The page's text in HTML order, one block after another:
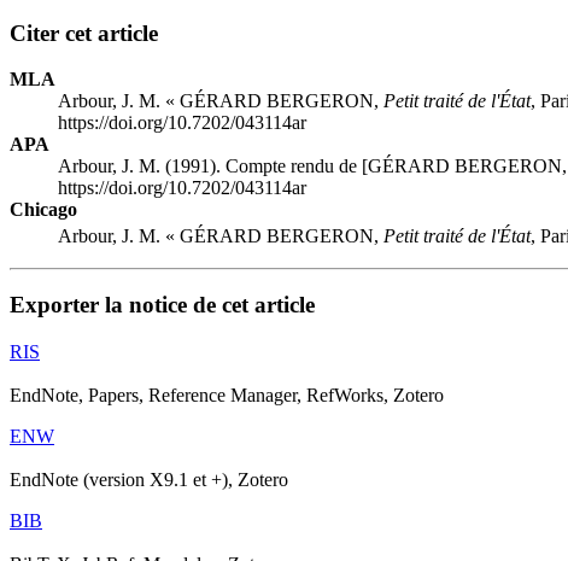
Citer cet article
MLA
Arbour, J. M. « GÉRARD BERGERON, Petit traité de l'État,
https://doi.org/10.7202/043114ar
APA
Arbour, J. M. (1991). Compte rendu de [GÉRARD BERGERON,
https://doi.org/10.7202/043114ar
Chicago
Arbour, J. M. « GÉRARD BERGERON, Petit traité de l'État,
Exporter la notice de cet article
RIS
EndNote, Papers, Reference Manager, RefWorks, Zotero
ENW
EndNote (version X9.1 et +), Zotero
BIB